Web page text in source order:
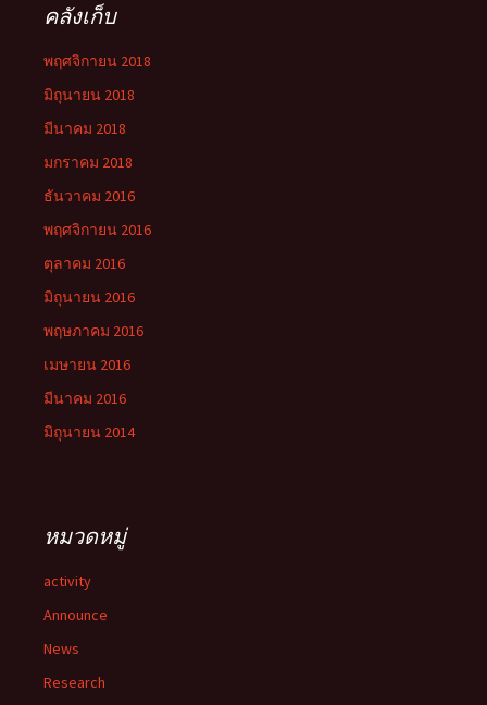
คลังเก็บ
พฤศจิกายน 2018
มิถุนายน 2018
มีนาคม 2018
มกราคม 2018
ธันวาคม 2016
พฤศจิกายน 2016
ตุลาคม 2016
มิถุนายน 2016
พฤษภาคม 2016
เมษายน 2016
มีนาคม 2016
มิถุนายน 2014
หมวดหมู่
activity
Announce
News
Research